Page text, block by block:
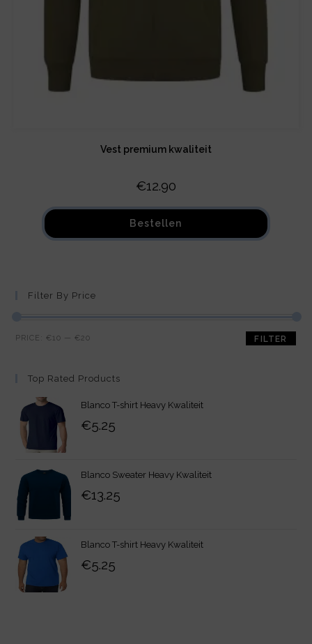
Vest premium kwaliteit
€12.90
Bestellen
Filter By Price
FILTER
PRICE:€10 —€20
Top Rated Products
Blanco T-shirt Heavy Kwaliteit
€5.25
Blanco Sweater Heavy Kwaliteit
€13.25
Blanco T-shirt Heavy Kwaliteit
€5.25